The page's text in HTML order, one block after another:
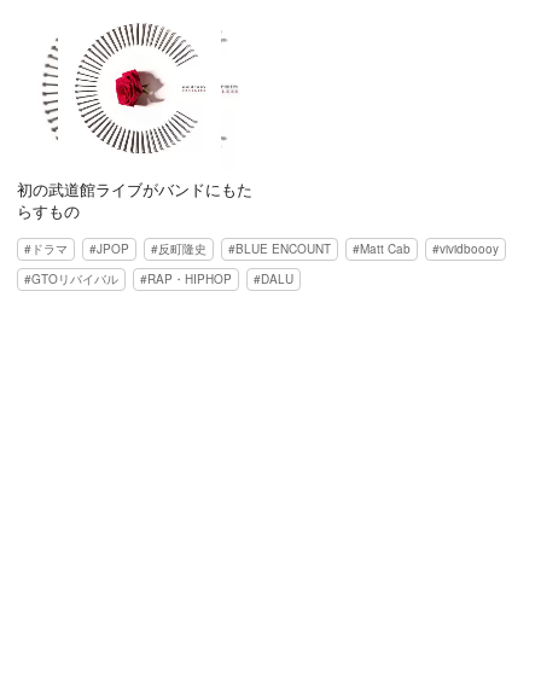
初の武道館ライブがバンドにもた
らすもの
ドラマ JPOP 反町隆史 BLUE ENCOUNT Matt Cab
vividboooy
GTOリバイバル
RAP・HIPHOP DALU